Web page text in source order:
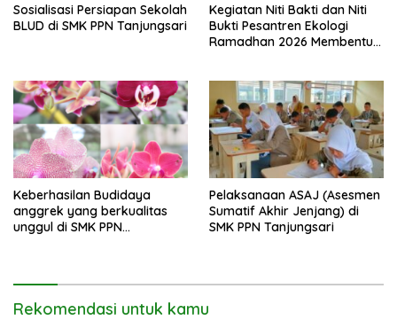
Sosialisasi Persiapan Sekolah
BLUD di SMK PPN Tanjungsari
Kegiatan Niti Bakti dan Niti
Bukti Pesantren Ekologi
Ramadhan 2026 Membentuk
SMK PPN Tanjungsari
Keberhasilan Budidaya
anggrek yang berkualitas
unggul di SMK PPN
Pelaksanaan ASAJ (Asesmen
Sumatif Akhir Jenjang) di
SMK PPN Tanjungsari
Rekomendasi untuk kamu